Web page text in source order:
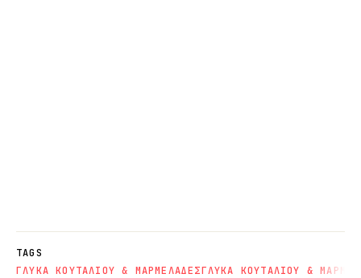
TAGS
ΓΛΥΚΑ ΚΟΥΤΑΛΙΟΥ & ΜΑΡΜΕΛΑΔΕΣΓΛΥΚΑ ΚΟΥΤΑΛΙΟΥ &